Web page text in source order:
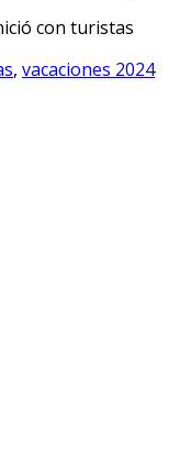
con turistas
, vacaciones 2024